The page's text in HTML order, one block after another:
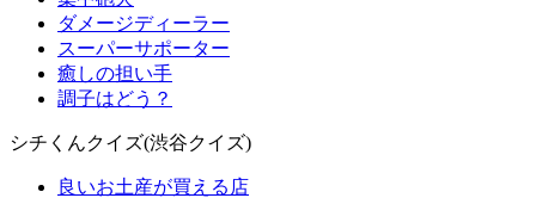
ダメージディーラー
スーパーサポーター
癒しの担い手
調子はどう？
シチくんクイズ(渋谷クイズ)
良いお土産が買える店